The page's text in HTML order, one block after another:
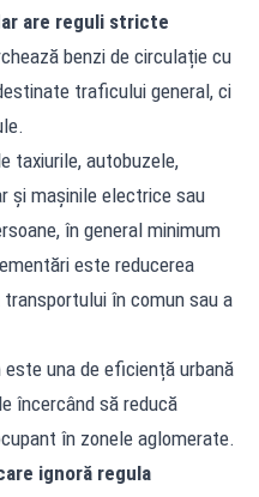
are reguli stricte
benzi de circulație cu
traficului general, ci
taxiurile, autobuzele,
și mașinile electrice sau
în general minimum
este reducerea
în comun sau a
una de eficiență urbană
încercând să reducă
în zonele aglomerate.
ignoră regula